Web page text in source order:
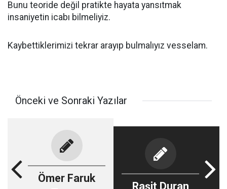
Bunu teoride değil pratikte hayata yansıtmak
insaniyetin icabı bilmeliyiz.
Kaybettiklerimizi tekrar arayıp bulmalıyız vesselam.
Önceki ve Sonraki Yazılar
Ömer Faruk
Raşit Duran